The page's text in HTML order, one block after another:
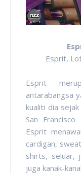
Esprit,
Esprit
antarabangsa
kualiti dia
San
Esprit
cardigan,
shirts, seluar,
juga kanak-